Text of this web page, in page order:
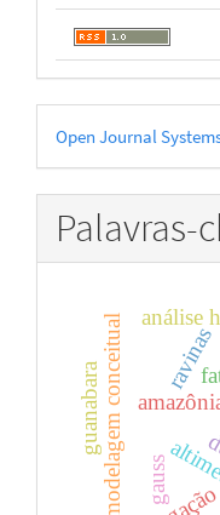
por
Open Journal
Palavras-
ravinas
modelagem conceitual análise
gauss
guanabara